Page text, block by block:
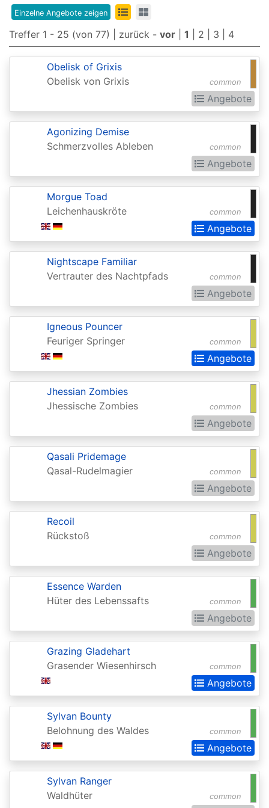
Edition
8th
Adventures
Realms
Adventures
the
Forgotten
Realms:
Aether
Aetherdrift
Aetherdrift:
Reborn
Alliances
Amonkhet
Amonkhet
Invocations
Antiquities
Apocalypse
Arabian
Promos
Avacyn
Restored
Baldurs
Commander
Baldurs
Einzelne Angebote zeigen
Treffer 1 - 25 (von 77) | zurück - vor 1 2 3 4
common
Obelisk of Grixis
Obelisk von Grixis
Angebote
common
Agonizing Demise
Schmerzvolles Ableben
Angebote
common
Morgue Toad
Leichenhauskröte
Angebote
common
Nightscape Familiar
Vertrauter des Nachtpfads
Angebote
common
Igneous Pouncer
Feuriger Springer
Angebote
common
Jhessian Zombies
Jhessische Zombies
Angebote
common
Qasali Pridemage
Qasal-Rudelmagier
Angebote
common
Recoil
Rückstoß
Angebote
common
Essence Warden
Hüter des Lebenssafts
Angebote
common
Grazing Gladehart
Grasender Wiesenhirsch
Angebote
common
Sylvan Bounty
Belohnung des Waldes
Angebote
common
Sylvan Ranger
Waldhüter